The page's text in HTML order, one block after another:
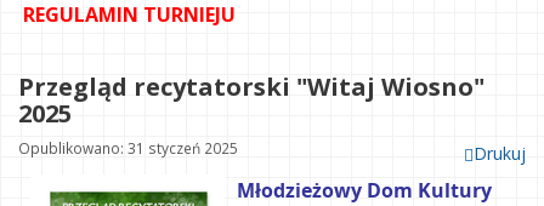
REGULAMIN TURNIEJU
Przegląd recytatorski "Witaj Wiosno"
2025
Drukuj
Opublikowano: 31 styczeń 2025
Młodzieżowy Dom Kultury